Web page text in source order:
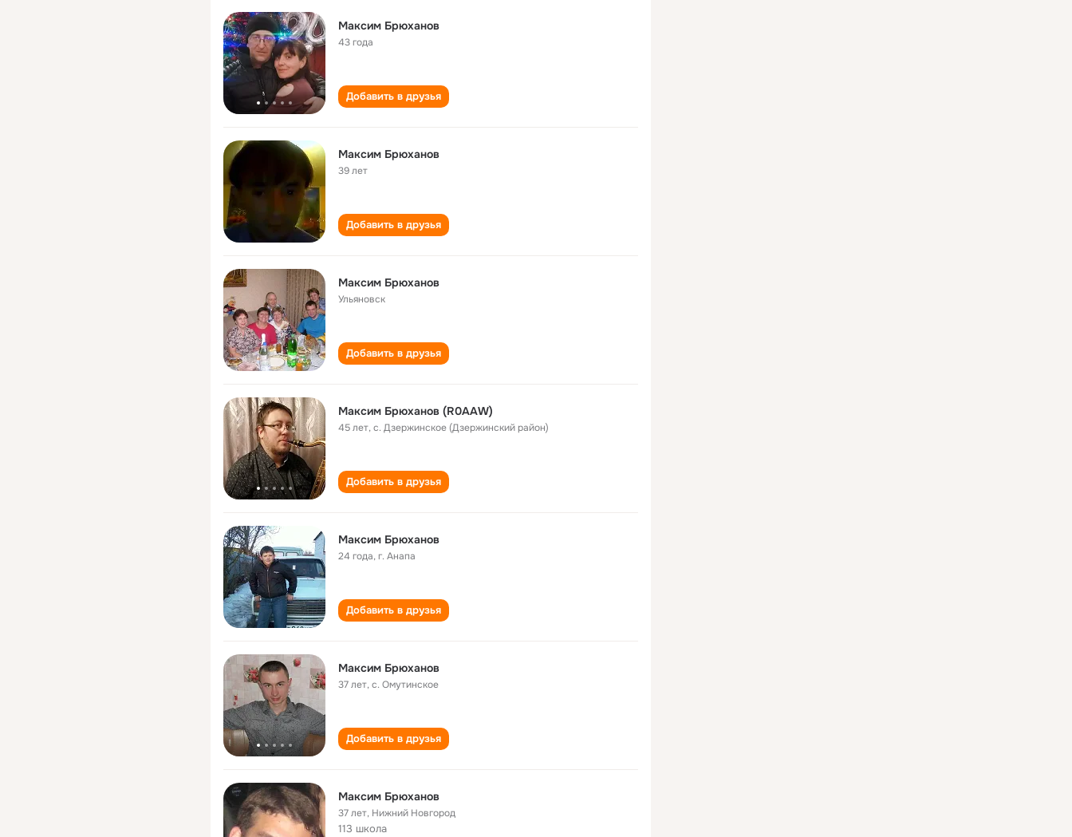
Максим Брюханов
43 года
Добавить в друзья
Максим Брюханов
39 лет
Добавить в друзья
Максим Брюханов
Ульяновск
Добавить в друзья
Максим Брюханов (R0AAW)
45 лет,с. Дзержинское (Дзержинский район)
Добавить в друзья
Mаксим Брюханов
24 года,г. Анапа
Добавить в друзья
Максим Брюханов
37 лет,с. Омутинское
Добавить в друзья
Максим Брюханов
37 лет, Нижний Новгород
113 школа